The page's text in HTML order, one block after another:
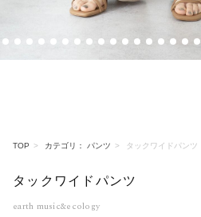
TOP カテゴリ： パンツ タックワイドパンツ
タックワイドパンツ
earth music&ecology
13 14 15 16 17 18 19 20 21 22 23 24 25 26 27 28 29